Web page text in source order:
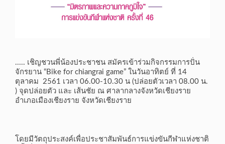
..... เชิญชวนพี่น้องประชาชน สมัครเข้าร่วมกิจกรรมการปั่น
จักรยาน “Bike for chiangrai game” ในวันอาทิตย์ ที่ 14
ตุลาคม 2561 เวลา 06.00-10.30 น (ปล่อยตัวเวลา 08.00 น.
) จุดปล่อยตัว และ เส้นชัย ณ ศาลากลางจังหวัดเชียงราย
อำเภอเมืองเชียงราย จังหวัดเชียงราย
โดยมีวัตถุประสงค์เพื่อประชาสัมพันธ์การแข่งขันกีฬาแห่งชาติ